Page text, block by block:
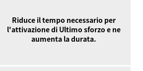
Riduce il tempo necessario per
l'attivazione di Ultimo sforzo e ne
aumenta la durata.